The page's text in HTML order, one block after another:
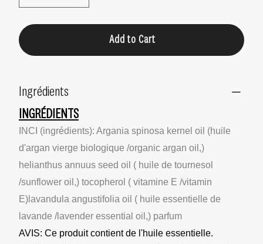
Add to Cart
Ingrédients
INGRÉDIENTS
INCI (ingrédients): Argania spinosa kernel oil (huile
d'argan vierge biologique /organic argan oil,)
helianthus annuus seed oil ( huile de tournesol
/sunflower oil,) tocopherol ( vitamine E /vitamin
E)lavandula angustifolia oil ( huile essentielle de
lavande /lavender essential oil,) parfum
AVIS: Ce produit contient de l'huile essentielle.